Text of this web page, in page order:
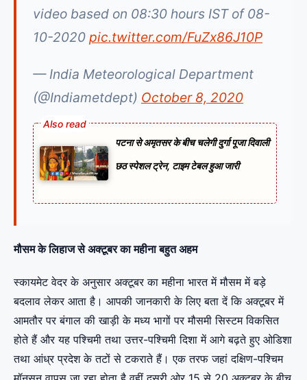
video based on 08:30 hours IST of 08-
10-2020 pic.twitter.com/FuZx86J10P
— India Meteorological Department
(@Indiametdept) October 8, 2020
पटना से अमृतसर के बीच चलेगी दुर्गा पूजा दिवाली
छठ स्पेशल ट्रेन, टाइम टेबल हुआ जारी
मौसम के लिहाज से अक्टूबर का महीना बहुत अहम
स्कायमेट वेदर के अनुसार अक्टूबर का महीना भारत में मौसम में बड़े
बदलाव लेकर आता है। आपकी जानकारी के लिए बता दें कि अक्टूबर में
आमतौर पर बंगाल की खाड़ी के मध्य भागों पर मौसमी सिस्टम विकसित
होते हैं और यह पश्चिमी तथा उत्तर-पश्चिमी दिशा में आगे बढ़ते हुए ओडिशा
तथा आंध्र प्रदेश के तटों से टकराते हैं। एक तरफ जहां दक्षिण-पश्चिम